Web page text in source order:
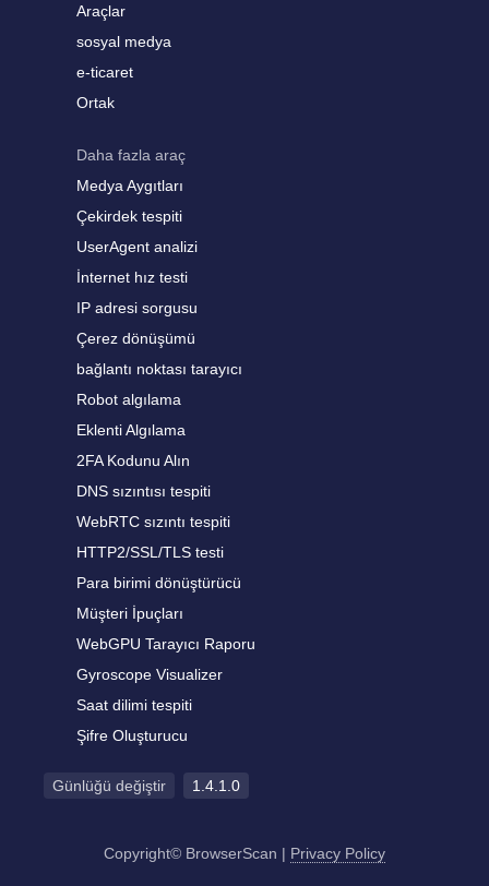
Araçlar
sosyal medya
e-ticaret
Ortak
Daha fazla araç
Medya Aygıtları
Çekirdek tespiti
UserAgent analizi
İnternet hız testi
IP adresi sorgusu
Çerez dönüşümü
bağlantı noktası tarayıcı
Robot algılama
Eklenti Algılama
2FA Kodunu Alın
DNS sızıntısı tespiti
WebRTC sızıntı tespiti
HTTP2/SSL/TLS testi
Para birimi dönüştürücü
Müşteri İpuçları
WebGPU Tarayıcı Raporu
Gyroscope Visualizer
Saat dilimi tespiti
Şifre Oluşturucu
Günlüğü değiştir 1.4.1.0
Copyright© BrowserScan | Privacy Policy